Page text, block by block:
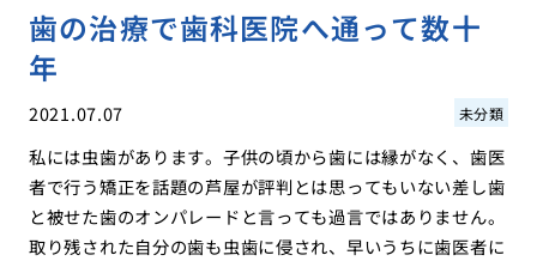
歯の治療で歯科医院へ通って数十
年
2021.07.07 未分類
私には虫歯があります。子供の頃から歯には縁がなく、歯医
者で行う矯正を話題の芦屋が評判とは思ってもいない差し歯
と被せた歯のオンパレードと言っても過言ではありません。
取り残された自分の歯も虫歯に侵され、早いうちに歯医者に